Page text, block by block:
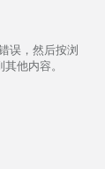
误，然后按浏
他内容。